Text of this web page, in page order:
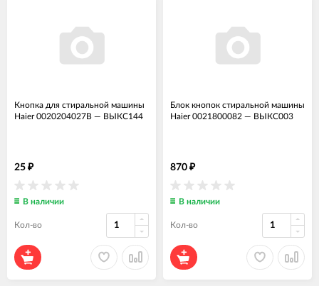
Кнопка для стиральной машины
Haier 0020204027B — ВЫКС144
25 ₽
В наличии
Кол-во
Блок кнопок стиральной машины
Haier 0021800082 — ВЫКС003
870 ₽
В наличии
Кол-во